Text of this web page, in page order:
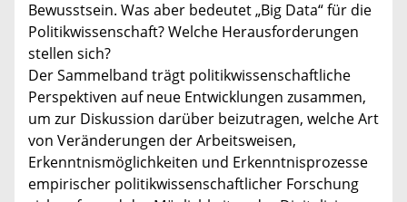
Bewusstsein. Was aber bedeutet „Big Data“ für die
Politikwissenschaft? Welche Herausforderungen
stellen sich?
Der Sammelband trägt politikwissenschaftliche
Perspektiven auf neue Entwicklungen zusammen,
um zur Diskussion darüber beizutragen, welche Art
von Veränderungen der Arbeitsweisen,
Erkenntnismöglichkeiten und Erkenntnisprozesse
empirischer politikwissenschaftlicher Forschung